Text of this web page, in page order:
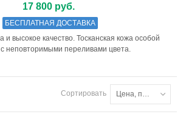
17 800 руб.
БЕСПЛАТНАЯ ДОСТАВКА
высокое качество. Тосканская кожа особой
неповторимыми переливами цвета.
Сортировать Цена, по возрастанию